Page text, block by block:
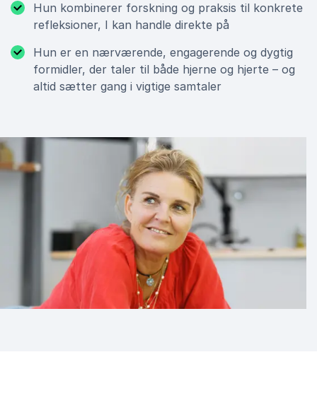
Hun kombinerer forskning og praksis til konkrete
refleksioner, I kan handle direkte på
Hun er en nærværende, engagerende og dygtig
formidler, der taler til både hjerne og hjerte – og
altid sætter gang i vigtige samtaler